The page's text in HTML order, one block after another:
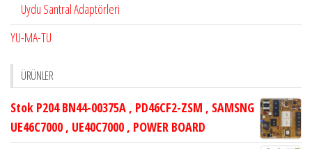
Uydu Santral Adaptörleri
YU-MA-TU
ÜRÜNLER
Stok P204 BN44-00375A , PD46CF2-ZSM , SAMSNG
UE46C7000 , UE40C7000 , POWER BOARD